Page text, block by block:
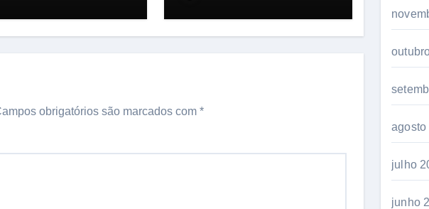
obrigatórios são marcados com *
agosto
julho
junho